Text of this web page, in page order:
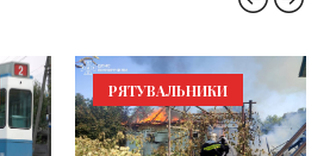
РЯТУВАЛЬНИКИ